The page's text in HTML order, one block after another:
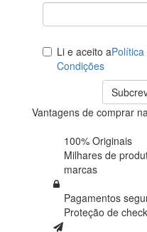
Li e aceito a
Condições
Vantagens de comprar
100% Originais
Milhares de
marcas
Pagamentos
Proteção de